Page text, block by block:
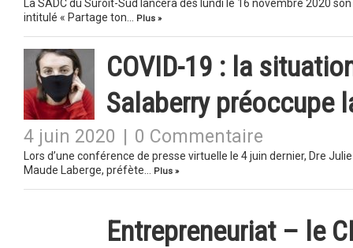
La SADC du Suroît-Sud lancera dès lundi le 16 novembre 2020
intitulé « Partage ton…
Plus »
COVID-19 : la
Salaberry préoccupe
4 juin 2020 0 Commentaire
Lors d’une conférence de presse virtuelle le 4 juin dernier, Dre
Maude Laberge, préfète…
Plus »
Entrepreneuriat – le